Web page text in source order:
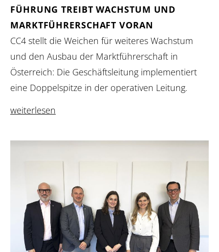
FÜHRUNG TREIBT WACHSTUM UND
MARKTFÜHRERSCHAFT VORAN
CC4 stellt die Weichen für weiteres Wachstum
und den Ausbau der Marktführerschaft in
Österreich: Die Geschäftsleitung implementiert
eine Doppelspitze in der operativen Leitung.
weiterlesen